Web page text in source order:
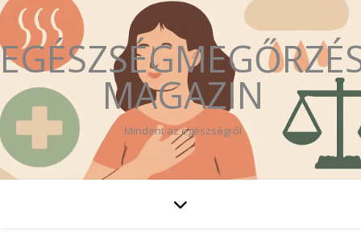
MAGAZIN
Mindent az egészségről